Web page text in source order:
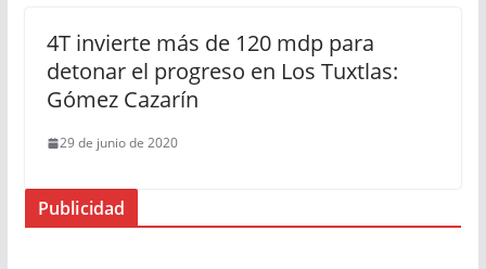
4T invierte más de 120 mdp para
detonar el progreso en Los Tuxtlas:
Gómez Cazarín
29 de junio de 2020
Publicidad